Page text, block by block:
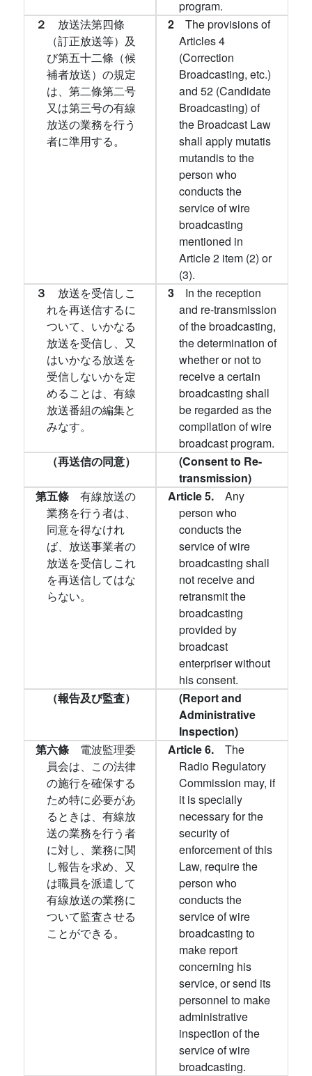
program.
２ 放送法第四條
（訂正放送等）及
び第五十二條（候
補者放送）の規定
は、第二條第二号
又は第三号の有線
放送の業務を行う
者に準用する。
2 The provisions of
Articles 4
(Correction
Broadcasting, etc.)
and 52 (Candidate
Broadcasting) of
the Broadcast Law
shall apply mutatis
mutandis to the
person who
conducts the
service of wire
broadcasting
mentioned in
Article 2 item (2) or
(3).
３ 放送を受信しこ
れを再送信するに
ついて、いかなる
放送を受信し、又
はいかなる放送を
受信しないかを定
めることは、有線
放送番組の編集と
みなす。
3 In the reception
and re-transmission
of the broadcasting,
the determination of
whether or not to
receive a certain
broadcasting shall
be regarded as the
compilation of wire
broadcast program.
（再送信の同意）
(Consent to Re-
transmission)
第五條 有線放送の
業務を行う者は、
同意を得なけれ
ば、放送事業者の
放送を受信しこれ
を再送信してはな
らない。
Article 5. Any
person who
conducts the
service of wire
broadcasting shall
not receive and
retransmit the
broadcasting
provided by
broadcast
enterpriser without
his consent.
（報告及び監査）
(Report and
Administrative
Inspection)
第六條 電波監理委
員会は、この法律
の施行を確保する
ため特に必要があ
るときは、有線放
送の業務を行う者
に対し、業務に関
し報告を求め、又
は職員を派遣して
有線放送の業務に
ついて監査させる
ことができる。
Article 6. The
Radio Regulatory
Commission may, if
it is specially
necessary for the
security of
enforcement of this
Law, require the
person who
conducts the
service of wire
broadcasting to
make report
concerning his
service, or send its
personnel to make
administrative
inspection of the
service of wire
broadcasting.